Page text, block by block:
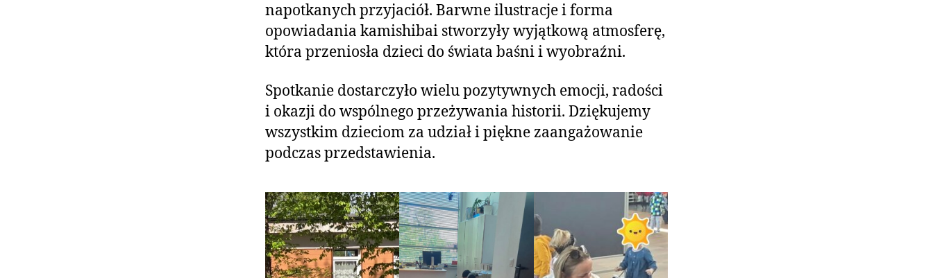
napotkanych przyjaciół. Barwne ilustracje i forma
opowiadania kamishibai stworzyły wyjątkową atmosferę,
która przeniosła dzieci do świata baśni i wyobraźni.
Spotkanie dostarczyło wielu pozytywnych emocji, radości
i okazji do wspólnego przeżywania historii. Dziękujemy
wszystkim dzieciom za udział i piękne zaangażowanie
podczas przedstawienia.